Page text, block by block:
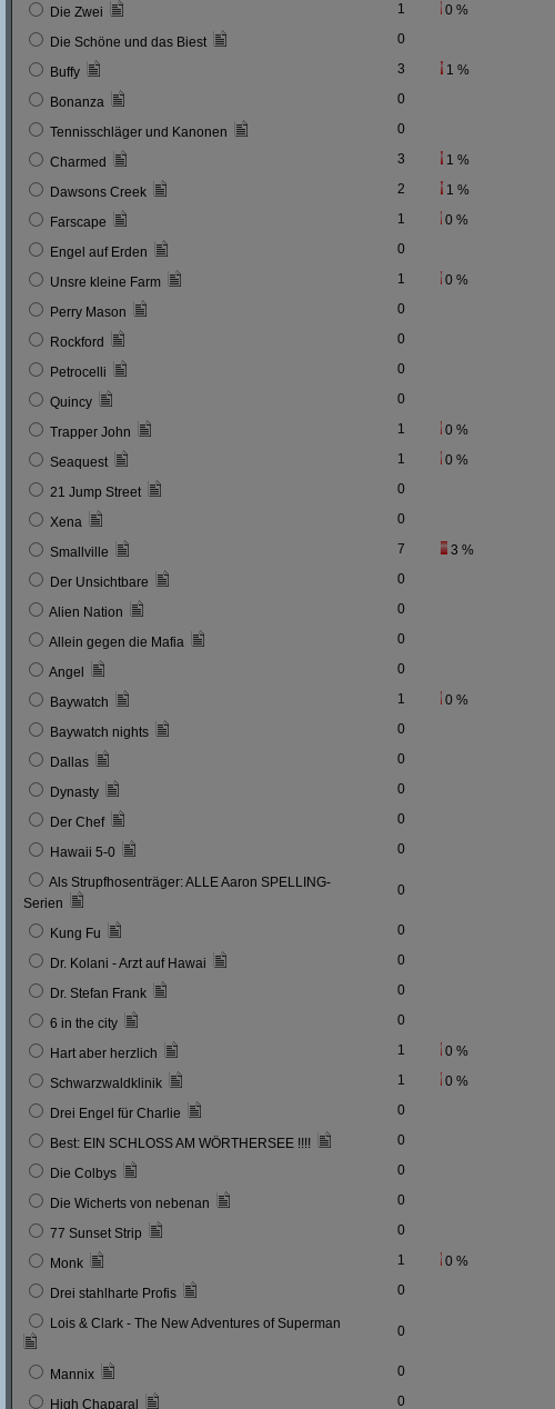
Die Zwei 1 0 %
Die Schöne und das Biest 0
Buffy 3 1 %
Bonanza 0
Tennisschläger und Kanonen 0
Charmed 3 1 %
Dawsons Creek 2 1 %
Farscape 1 0 %
Engel auf Erden 0
Unsre kleine Farm 1 0 %
Perry Mason 0
Rockford 0
Petrocelli 0
Quincy 0
Trapper John 1 0 %
Seaquest 1 0 %
21 Jump Street 0
Xena 0
Smallville 7 3 %
Der Unsichtbare 0
Alien Nation 0
Allein gegen die Mafia 0
Angel 0
Baywatch 1 0 %
Baywatch nights 0
Dallas 0
Dynasty 0
Der Chef 0
Hawaii 5-0 0
Als Strupfhosenträger: ALLE Aaron SPELLING-
Serien
0
Kung Fu 0
Dr. Kolani - Arzt auf Hawai 0
Dr. Stefan Frank 0
6 in the city 0
Hart aber herzlich 1 0 %
Schwarzwaldklinik 1 0 %
Drei Engel für Charlie 0
Best: EIN SCHLOSS AM WÖRTHERSEE !!!! 0
Die Colbys 0
Die Wicherts von nebenan 0
77 Sunset Strip 0
Monk 1 0 %
Drei stahlharte Profis 0
Lois & Clark - The New Adventures of Superman 0
Mannix 0
High Chaparal 0